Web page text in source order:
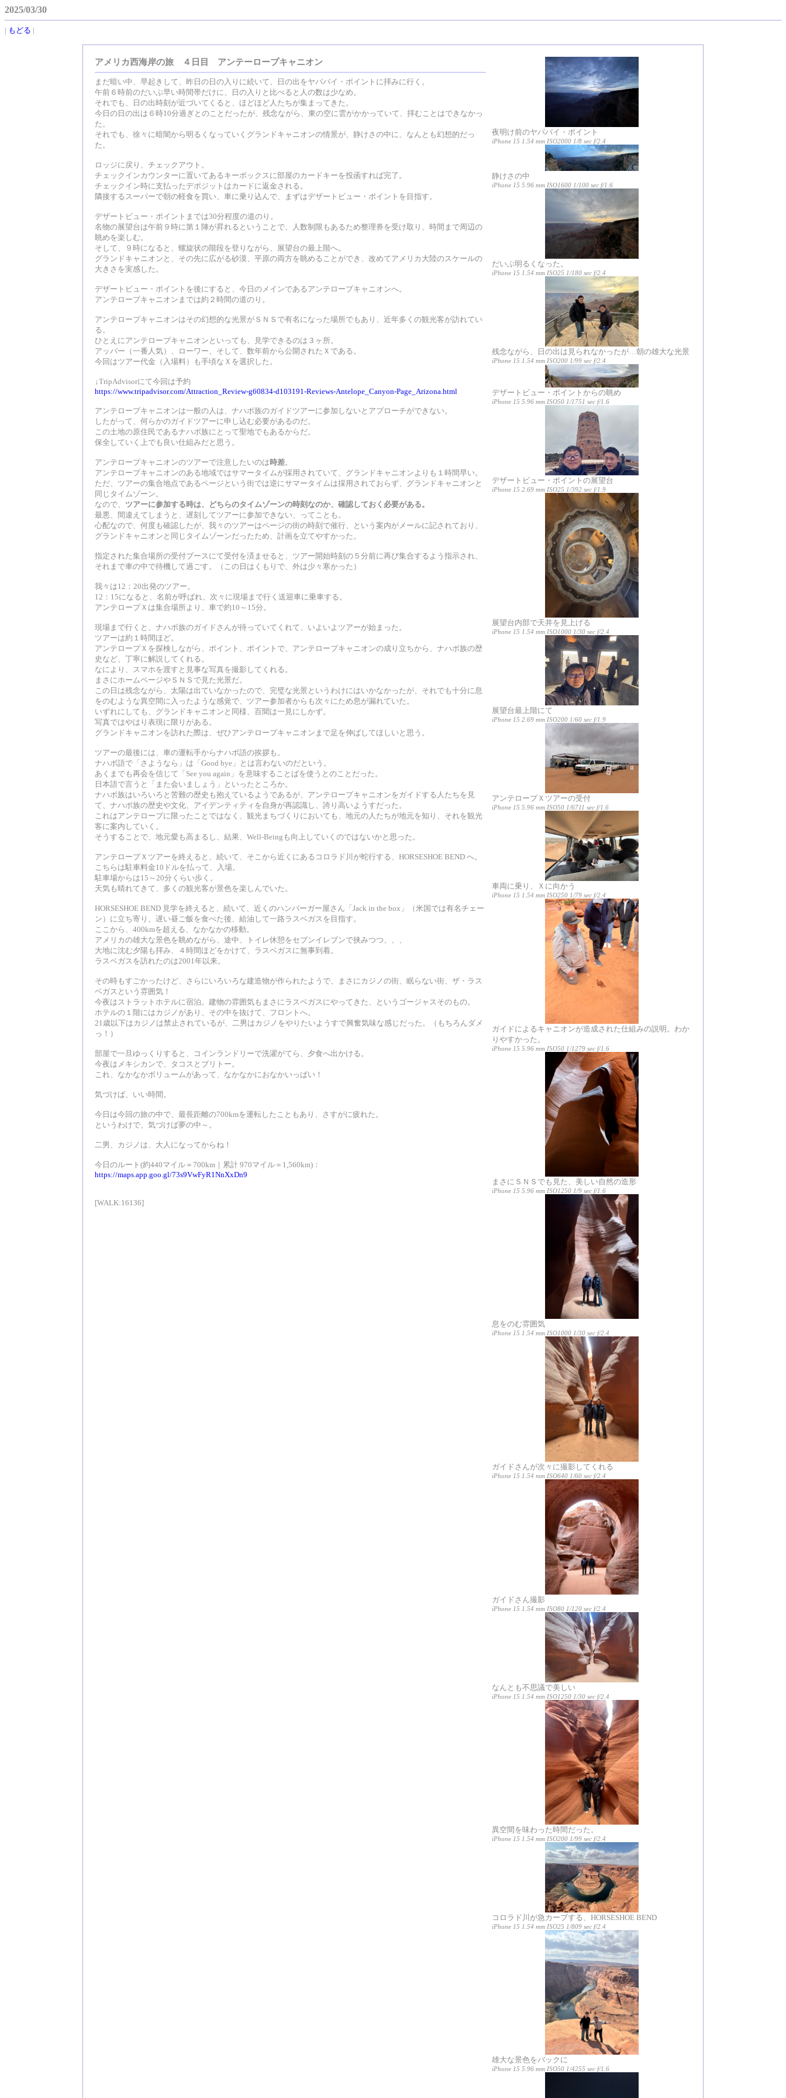
2025/03/30
| もどる |
アメリカ西海岸の旅 ４日目 アンテーロープキャニオン
まだ暗い中、早起きして、昨日の日の入りに続いて、日の出をヤパバイ・ポイントに拝みに行く。
午前６時前のだいぶ早い時間帯だけに、日の入りと比べると人の数は少なめ。
それでも、日の出時刻が近づいてくると、ほどほど人たちが集まってきた。
今日の日の出は６時10分過ぎとのことだったが、残念ながら、東の空に雲がかかっていて、拝むことはできなかっ
た。
それでも、徐々に暗闇から明るくなっていくグランドキャニオンの情景が、静けさの中に、なんとも幻想的だっ
た。
ロッジに戻り、チェックアウト。
チェックインカウンターに置いてあるキーボックスに部屋のカードキーを投函すれば完了。
チェックイン時に支払ったデポジットはカードに返金される。
隣接するスーパーで朝の軽食を買い、車に乗り込んで、まずはデザートビュー・ポイントを目指す。
デザートビュー・ポイントまでは30分程度の道のり。
名物の展望台は午前９時に第１陣が昇れるということで、人数制限もあるため整理券を受け取り、時間まで周辺の
眺めを楽しむ。
そして、９時になると、螺旋状の階段を登りながら、展望台の最上階へ。
グランドキャニオンと、その先に広がる砂漠、平原の両方を眺めることができ、改めてアメリカ大陸のスケールの
大きさを実感した。
デザートビュー・ポイントを後にすると、今日のメインであるアンテロープキャニオンへ。
アンテロープキャニオンまでは約２時間の道のり。
アンテロープキャニオンはその幻想的な光景がＳＮＳで有名になった場所でもあり、近年多くの観光客が訪れてい
る。
ひとえにアンテロープキャニオンといっても、見学できるのは３ヶ所。
アッパー（一番人気）、ローワー、そして、数年前から公開されたＸである。
今回はツアー代金（入場料）も手頃なＸを選択した。
↓TripAdvisorにて今回は予約
https://www.tripadvisor.com/Attraction_Review-g60834-d103191-Reviews-Antelope_Canyon-Page_Arizona.html
アンテロープキャニオンは一般の人は、ナハボ族のガイドツアーに参加しないとアプローチができない。
したがって、何らかのガイドツアーに申し込む必要があるのだ。
この土地の原住民であるナハボ族にとって聖地でもあるからだ。
保全していく上でも良い仕組みだと思う。
アンテロープキャニオンのツアーで注意したいのは時差。
アンテロープキャニオンのある地域ではサマータイムが採用されていて、グランドキャニオンよりも１時間早い。
ただ、ツアーの集合地点であるページという街では逆にサマータイムは採用されておらず、グランドキャニオンと
同じタイムゾーン。
なので、 ツアーに参加する時は、どちらのタイムゾーンの時刻なのか、確認しておく必要がある。
最悪、間違えてしまうと、遅刻してツアーに参加できない、ってことも。
心配なので、何度も確認したが、我々のツアーはページの街の時刻で催行、という案内がメールに記されており、
グランドキャニオンと同じタイムゾーンだったため、計画を立てやすかった。
指定された集合場所の受付ブースにて受付を済ませると、ツアー開始時刻の５分前に再び集合するよう指示され、
それまで車の中で待機して過ごす。（この日はくもりで、外は少々寒かった）
我々は12：20出発のツアー。
12：15になると、名前が呼ばれ、次々に現場まで行く送迎車に乗車する。
アンテロープＸは集合場所より、車で約10～15分。
現場まで行くと、ナハボ族のガイドさんが待っていてくれて、いよいよツアーが始まった。
ツアーは約１時間ほど。
アンテロープＸを探検しながら、ポイント、ポイントで、アンテロープキャニオンの成り立ちから、ナハボ族の歴
史など、丁寧に解説してくれる。
なにより、スマホを渡すと見事な写真を撮影してくれる。
まさにホームページやＳＮＳで見た光景だ。
この日は残念ながら、太陽は出ていなかったので、完璧な光景というわけにはいかなかったが、それでも十分に息
をのむような異空間に入ったような感覚で、ツアー参加者からも次々にため息が漏れていた。
いずれにしても、グランドキャニオンと同様、百聞は一見にしかず。
写真ではやはり表現に限りがある。
グランドキャニオンを訪れた際は、ぜひアンテロープキャニオンまで足を伸ばしてほしいと思う。
ツアーの最後には、車の運転手からナハボ語の挨拶も。
ナハボ語で「さようなら」は「Good bye」とは言わないのだという。
あくまでも再会を信じて「See you again」を意味することばを使うとのことだった。
日本語で言うと「また会いましょう」といったところか。
ナハボ族はいろいろと苦難の歴史も抱えているようであるが、アンテロープキャニオンをガイドする人たちを見
て、ナハボ族の歴史や文化、アイデンティティを自身が再認識し、誇り高いようすだった。
これはアンテロープに限ったことではなく、観光まちづくりにおいても、地元の人たちが地元を知り、それを観光
客に案内していく。
そうすることで、地元愛も高まるし、結果、Well-Beingも向上していくのではないかと思った。
アンテロープＸツアーを終えると、続いて、そこから近くにあるコロラド川が蛇行する、HORSESHOE BEND へ。
こちらは駐車料金10ドルを払って、入場。
駐車場からは15～20分くらい歩く。
天気も晴れてきて、多くの観光客が景色を楽しんでいた。
HORSESHOE BEND 見学を終えると、続いて、近くのハンバーガー屋さん「Jack in the box」（米国では有名チェー
ン）に立ち寄り、遅い昼ご飯を食べた後、給油して一路ラスベガスを目指す。
ここから、400kmを超える、なかなかの移動。
アメリカの雄大な景色を眺めながら、途中、トイレ休憩をセブンイレブンで挟みつつ、、、
大地に沈む夕陽も拝み、４時間ほどをかけて、ラスベガスに無事到着。
ラスベガスを訪れたのは2001年以来。
その時もすごかったけど、さらにいろいろな建造物が作られたようで、まさにカジノの街、眠らない街、ザ・ラス
ベガスという雰囲気！
今夜はストラットホテルに宿泊。建物の雰囲気もまさにラスベガスにやってきた、というゴージャスそのもの。
ホテルの１階にはカジノがあり、その中を抜けて、フロントへ。
21歳以下はカジノは禁止されているが、二男はカジノをやりたいようすで興奮気味な感じだった。（もちろんダメ
っ！）
部屋で一旦ゆっくりすると、コインランドリーで洗濯がてら、夕食へ出かける。
今夜はメキシカンで、タコスとブリトー。
これ、なかなかボリュームがあって、なかなかにおなかいっぱい！
気づけば、いい時間。
今日は今回の旅の中で、最長距離の700kmを運転したこともあり、さすがに疲れた。
というわけで、気づけば夢の中～。
二男、カジノは、大人になってからね！
今日のルート(約440マイル＝700km｜累計 970マイル＝1,560km)：
https://maps.app.goo.gl/73s9VwFyR1NnXxDn9
[WALK:16136]
夜明け前のヤパバイ・ポイント
iPhone 15 1.54 mm ISO2000 1/8 sec f/2.4
静けさの中
iPhone 15 5.96 mm ISO1600 1/100 sec f/1.6
だいぶ明るくなった。
iPhone 15 1.54 mm ISO25 1/180 sec f/2.4
残念ながら、日の出は見られなかったが…朝の雄大な光景
iPhone 15 1.54 mm ISO200 1/99 sec f/2.4
デザートビュー・ポイントからの眺め
iPhone 15 5.96 mm ISO50 1/1751 sec f/1.6
デザートビュー・ポイントの展望台
iPhone 15 2.69 mm ISO25 1/392 sec f/1.9
展望台内部で天井を見上げる
iPhone 15 1.54 mm ISO1000 1/30 sec f/2.4
展望台最上階にて
iPhone 15 2.69 mm ISO200 1/60 sec f/1.9
アンテロープＸツアーの受付
iPhone 15 5.96 mm ISO50 1/6711 sec f/1.6
車両に乗り、Ｘに向かう
iPhone 15 1.54 mm ISO250 1/79 sec f/2.4
ガイドによるキャニオンが造成された仕組みの説明。わか
りやすかった。
iPhone 15 5.96 mm ISO50 1/1279 sec f/1.6
まさにＳＮＳでも見た、美しい自然の造形
iPhone 15 5.96 mm ISO1250 1/9 sec f/1.6
息をのむ雰囲気
iPhone 15 1.54 mm ISO1000 1/30 sec f/2.4
ガイドさんが次々に撮影してくれる
iPhone 15 1.54 mm ISO640 1/60 sec f/2.4
ガイドさん撮影
iPhone 15 1.54 mm ISO80 1/120 sec f/2.4
なんとも不思議で美しい
iPhone 15 1.54 mm ISO1250 1/30 sec f/2.4
異空間を味わった時間だった。
iPhone 15 1.54 mm ISO200 1/99 sec f/2.4
コロラド川が急カーブする、HORSESHOE BEND
iPhone 15 1.54 mm ISO25 1/809 sec f/2.4
雄大な景色をバックに
iPhone 15 5.96 mm ISO50 1/4255 sec f/1.6